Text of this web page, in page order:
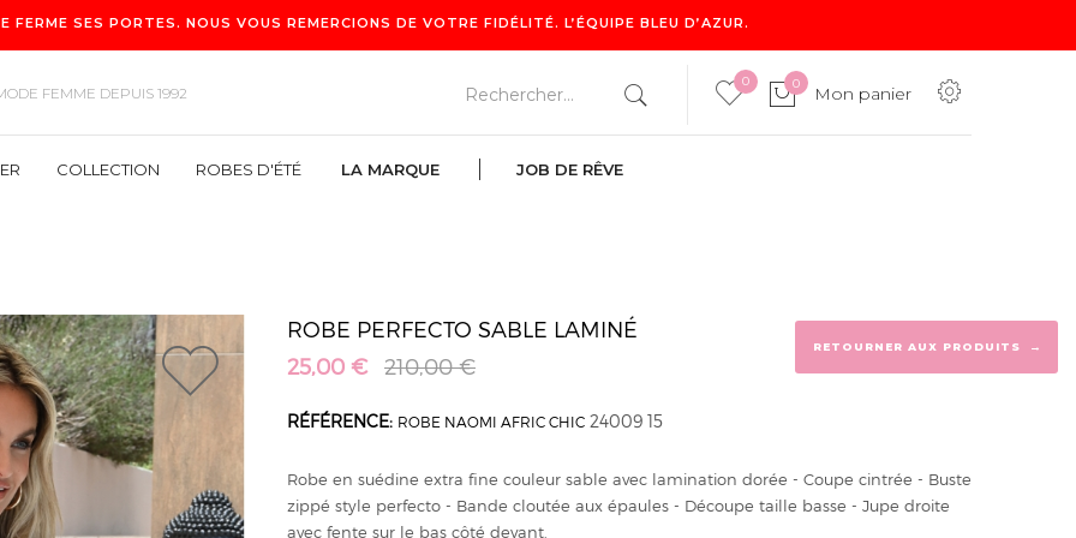
FERME SES PORTES. NOUS VOUS REMERCIONS DE VOTRE FIDÉLITÉ. L’ÉQUIPE BLEU D’AZUR.
FEMME DEPUIS 1992 Mon panier
0
0
COLLECTION ROBES D'ÉTÉ LA MARQUE JOB DE RÊVE
ROBE PERFECTO SABLE LAMINÉ
25,00 €
210,00 €
RÉFÉRENCE: ROBE NAOMI AFRIC CHIC 24009 15
Robe en suédine extra fine couleur sable avec lamination dorée - Coupe cintrée - Buste
zippé style perfecto - Bande cloutée aux épaules - Découpe taille basse - Jupe droite
avec fente sur le bas côté devant.
RETOURNER AUX PRODUITS →